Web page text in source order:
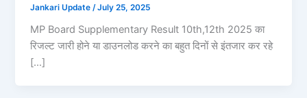
Jankari Update /July 25, 2025
MP Board Supplementary Result 10th,12th 2025 का
रिजल्ट जारी होने या डाउनलोड करने का बहुत दिनों से इंतजार कर रहे
[…]